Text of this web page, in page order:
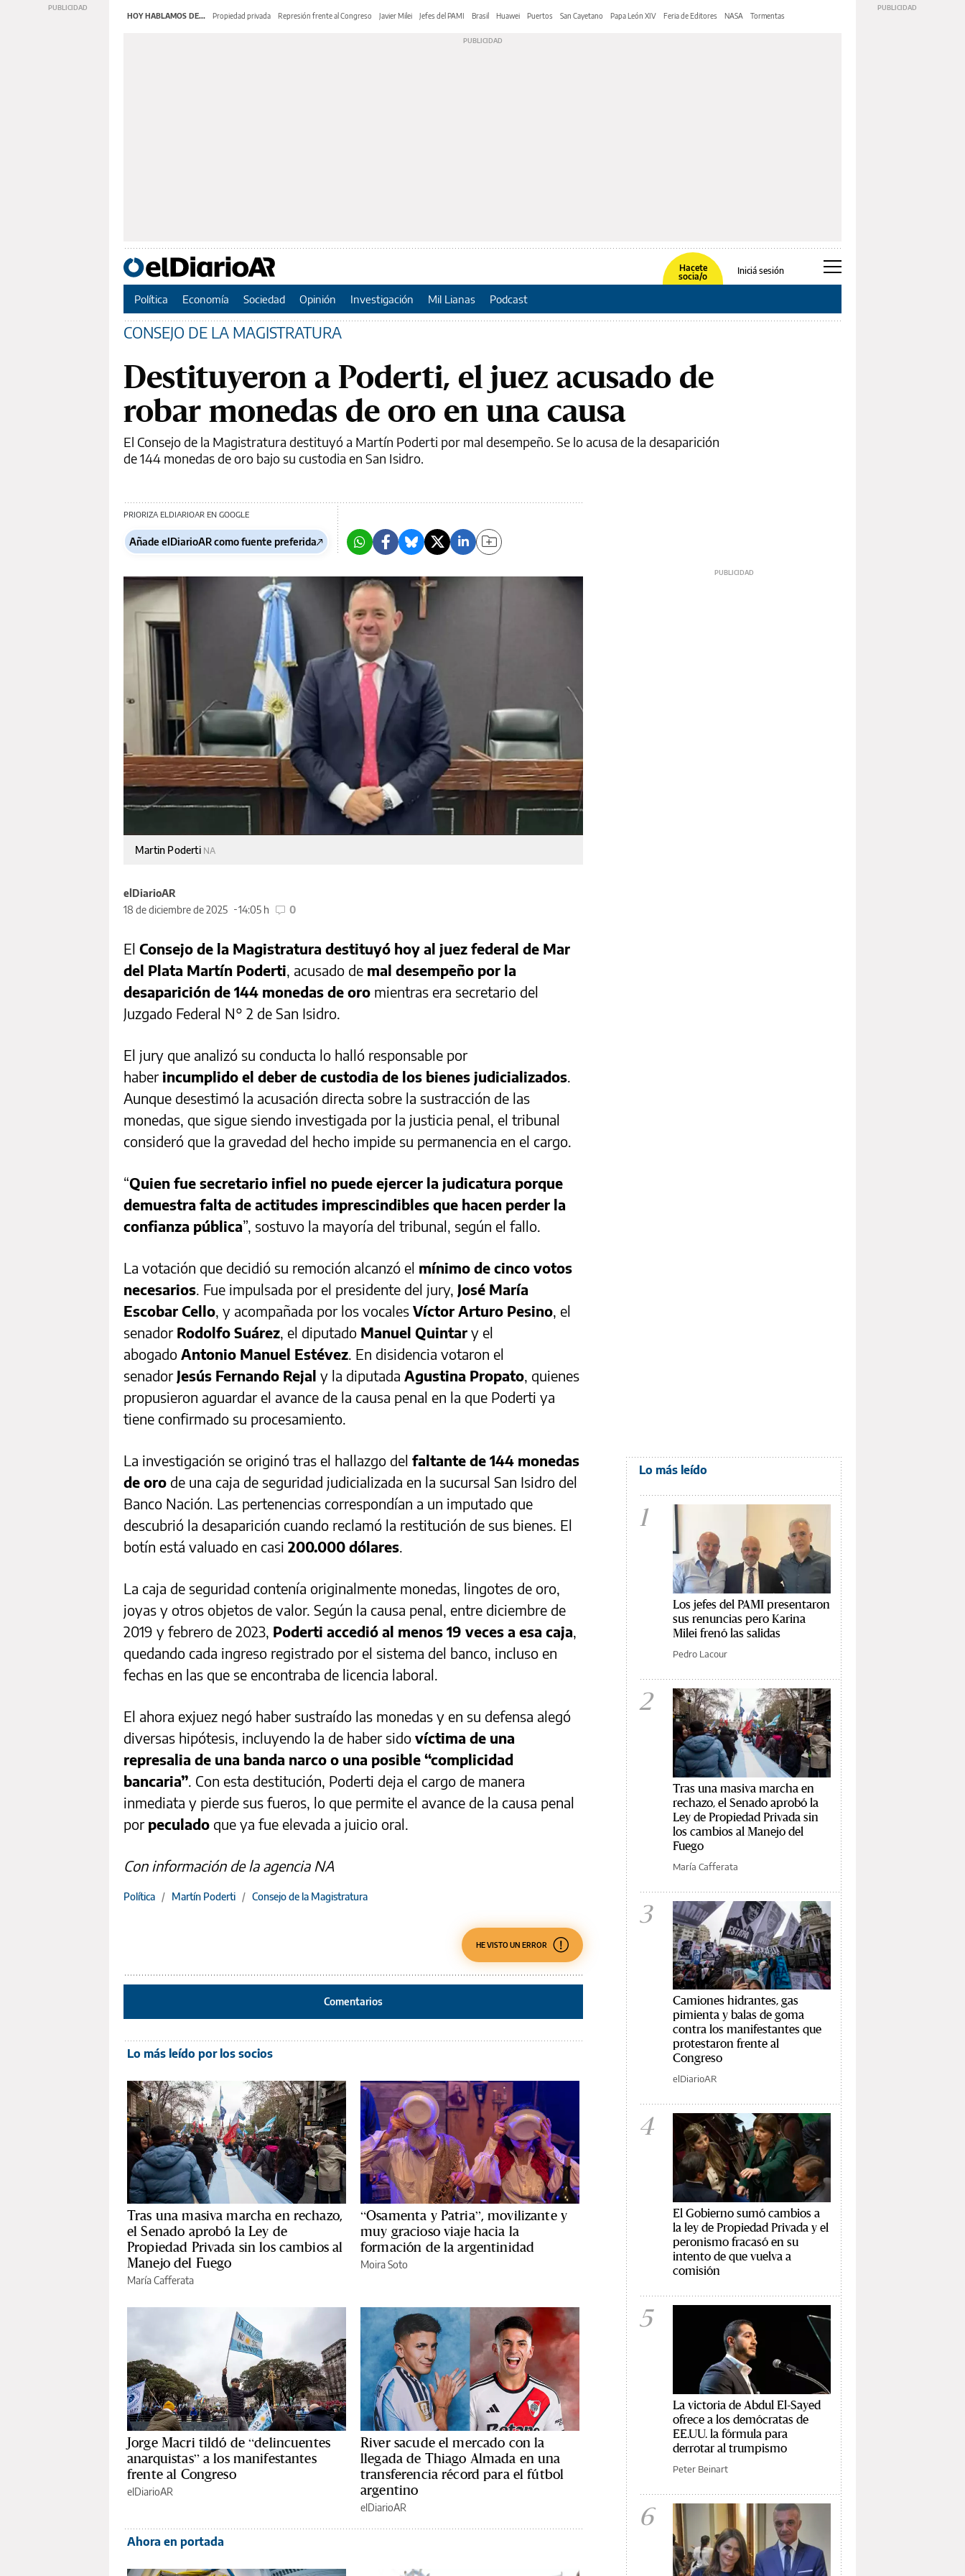
HOY HABLAMOS DE... Propiedad privada Represión frente al Congreso Javier Milei Jefes del PAMI Brasil Huawei Puertos San Cayetano Papa León XIV Feria de Editores NASA Tormentas
Hacete
socia/o
Iniciá sesión
Política Economía Sociedad Opinión Investigación Mil Lianas Podcast
CONSEJO DE LA MAGISTRATURA
Destituyeron a Poderti, el juez acusado de
robar monedas de oro en una causa
El Consejo de la Magistratura destituyó a Martín Poderti por mal desempeño. Se lo acusa de la desaparición
de 144 monedas de oro bajo su custodia en San Isidro.
PRIORIZA ELDIARIOAR EN GOOGLE
Añade elDiarioAR como fuente preferida
Martin Poderti NA
elDiarioAR
18 de diciembre de 2025
14:05 h 0
El Consejo de la Magistratura destituyó hoy al juez federal de Mar
del Plata Martín Poderti, acusado de mal desempeño por la
desaparición de 144 monedas de oro mientras era secretario del
Juzgado Federal N° 2 de San Isidro.
El jury que analizó su conducta lo halló responsable por
haberincumplido el deber de custodia de los bienes judicializados.
Aunque desestimó la acusación directa sobre la sustracción de las
monedas, que sigue siendo investigada por la justicia penal, el tribunal
consideró que la gravedad del hecho impide su permanencia en el cargo.
“Quien fue secretario infiel no puede ejercer la judicatura porque
demuestra falta de actitudes imprescindibles que hacen perder la
confianza pública”, sostuvo la mayoría del tribunal, según el fallo.
La votación que decidió su remoción alcanzó el mínimo de cinco votos
necesarios. Fue impulsada por el presidente del jury, José María
Escobar Cello, y acompañada por los vocales Víctor Arturo Pesino, el
senador Rodolfo Suárez, el diputado Manuel Quintar y el
abogado Antonio Manuel Estévez. En disidencia votaron el
senador Jesús Fernando Rejal y la diputada Agustina Propato, quienes
propusieron aguardar el avance de la causa penal en la que Poderti ya
tiene confirmado su procesamiento.
La investigación se originó tras el hallazgo del faltante de 144 monedas
de oro de una caja de seguridad judicializada en la sucursal San Isidro del
Banco Nación. Las pertenencias correspondían a un imputado que
descubrió la desaparición cuando reclamó la restitución de sus bienes. El
botín está valuado en casi 200.000 dólares.
La caja de seguridad contenía originalmente monedas, lingotes de oro,
joyas y otros objetos de valor. Según la causa penal, entre diciembre de
2019 y febrero de 2023, Poderti accedió al menos 19 veces a esa caja,
quedando cada ingreso registrado por el sistema del banco, incluso en
fechas en las que se encontraba de licencia laboral.
El ahora exjuez negó haber sustraído las monedas y en su defensa alegó
diversas hipótesis, incluyendo la de haber sido víctima de una
represalia de una banda narco o una posible “complicidad
bancaria”. Con esta destitución, Poderti deja el cargo de manera
inmediata y pierde sus fueros, lo que permite el avance de la causa penal
por peculado que ya fue elevada a juicio oral.
Con información de la agencia NA
Política / Martín Poderti / Consejo de la Magistratura
HE VISTO UN ERROR
Comentarios
Lo más leído por los socios
Tras una masiva marcha en rechazo,
el Senado aprobó la Ley de
Propiedad Privada sin los cambios al
Manejo del Fuego
María Cafferata
“Osamenta y Patria”, movilizante y
muy gracioso viaje hacia la
formación de la argentinidad
Moira Soto
Jorge Macri tildó de “delincuentes
anarquistas” a los manifestantes
frente al Congreso
elDiarioAR
River sacude el mercado con la
llegada de Thiago Almada en una
transferencia récord para el fútbol
argentino
elDiarioAR
Ahora en portada
Lo más leído
1
Los jefes del PAMI presentaron
sus renuncias pero Karina
Milei frenó las salidas
Pedro Lacour
2
Tras una masiva marcha en
rechazo, el Senado aprobó la
Ley de Propiedad Privada sin
los cambios al Manejo del
Fuego
María Cafferata
3
Camiones hidrantes, gas
pimienta y balas de goma
contra los manifestantes que
protestaron frente al
Congreso
elDiarioAR
4
El Gobierno sumó cambios a
la ley de Propiedad Privada y el
peronismo fracasó en su
intento de que vuelva a
comisión
5
La victoria de Abdul El-Sayed
ofrece a los demócratas de
EE.UU. la fórmula para
derrotar al trumpismo
Peter Beinart
6